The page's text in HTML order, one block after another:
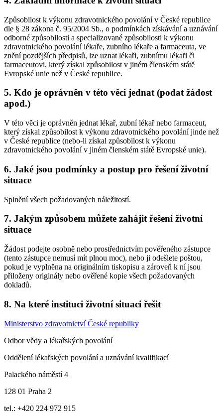
Způsobilost k výkonu zdravotnického povolání v České republice
dle § 28 zákona č. 95/2004 Sb., o podmínkách získávání a uznávání
odborné způsobilosti a specializované způsobilosti k výkonu
zdravotnického povolání lékaře, zubního lékaře a farmaceuta, ve
znění pozdějších předpisů, lze uznat lékaři, zubnímu lékaři či
farmaceutovi, který získal způsobilost v jiném členském státě
Evropské unie než v České republice.
5. Kdo je oprávněn v této věci jednat (podat žádost
apod.)
V této věci je oprávněn jednat lékař, zubní lékař nebo farmaceut,
který získal způsobilost k výkonu zdravotnického povolání jinde než
v České republice (nebo-li získal způsobilost k výkonu
zdravotnického povolání v jiném členském státě Evropské unie).
6. Jaké jsou podmínky a postup pro řešení životní
situace
Splnění všech požadovaných náležitostí.
7. Jakým způsobem můžete zahájit řešení životní
situace
Žádost podejte osobně nebo prostřednictvím pověřeného zástupce
(tento zástupce nemusí mít plnou moc), nebo ji odešlete poštou,
pokud je vyplněna na originálním tiskopisu a zároveň k ní jsou
přiloženy originály nebo ověřené kopie všech požadovaných
dokladů.
8. Na které instituci životní situaci řešit
Ministerstvo zdravotnictví České republiky
Odbor vědy a lékařských povolání
Oddělení lékařských povolání a uznávání kvalifikací
Palackého náměstí 4
128 01 Praha 2
tel.: +420 224 972 915